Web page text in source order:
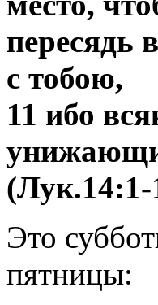
пересядь
с тобою,
11 ибо
(Лук.14:1-
Это
пятницы: